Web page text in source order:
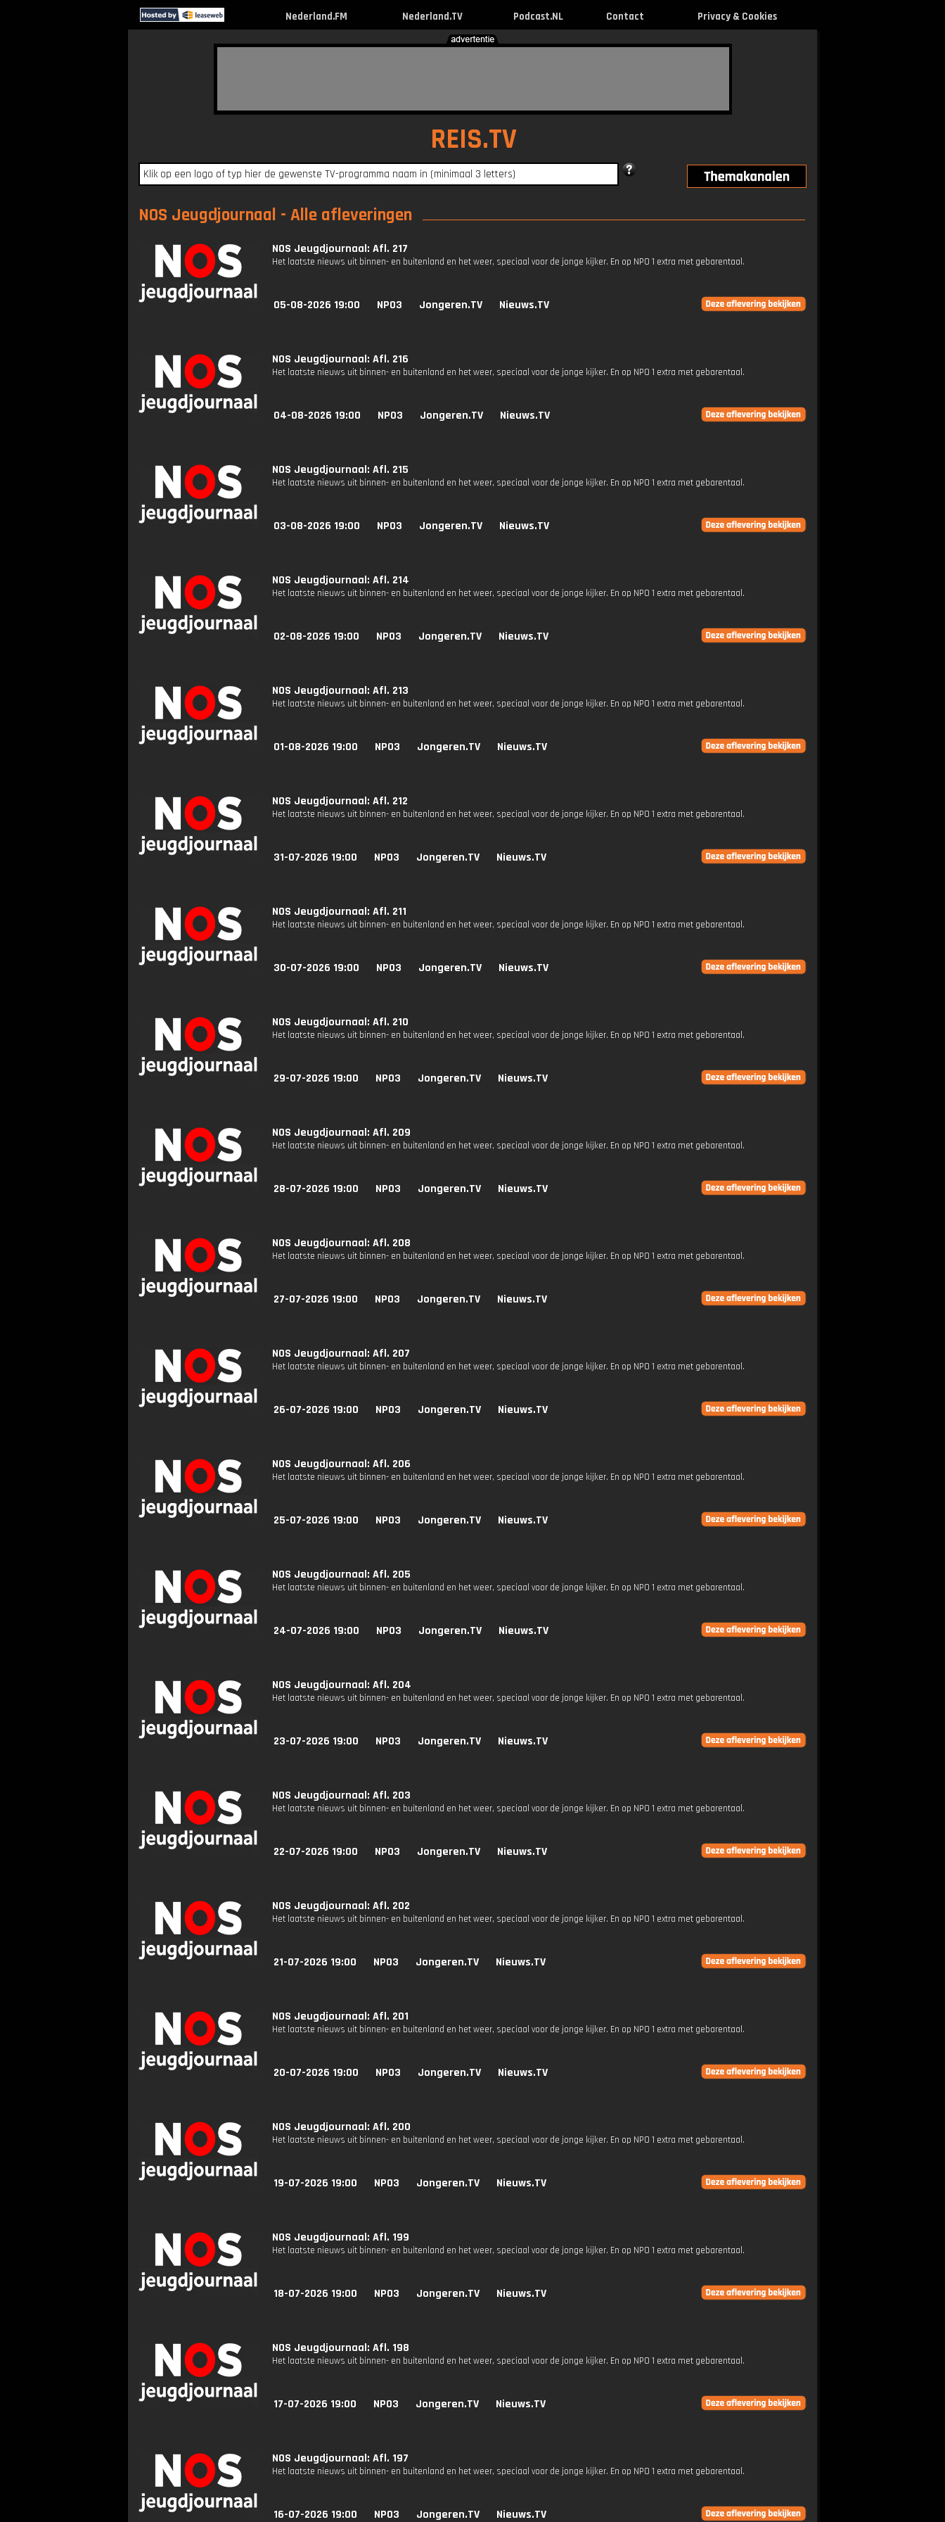
Nederland.FM Nederland.TV Podcast.NL Contact Privacy & Cookies
REIS.TV
NOS Jeugdjournaal - Alle afleveringen
NOS Jeugdjournaal: Afl. 217
Het laatste nieuws uit binnen- en buitenland en het weer, speciaal voor de jonge kijker. En op NPO 1 extra met gebarentaal.
05-08-2026 19:00 NPO3 Jongeren.TV Nieuws.TV
NOS Jeugdjournaal: Afl. 216
Het laatste nieuws uit binnen- en buitenland en het weer, speciaal voor de jonge kijker. En op NPO 1 extra met gebarentaal.
04-08-2026 19:00 NPO3 Jongeren.TV Nieuws.TV
NOS Jeugdjournaal: Afl. 215
Het laatste nieuws uit binnen- en buitenland en het weer, speciaal voor de jonge kijker. En op NPO 1 extra met gebarentaal.
03-08-2026 19:00 NPO3 Jongeren.TV Nieuws.TV
NOS Jeugdjournaal: Afl. 214
Het laatste nieuws uit binnen- en buitenland en het weer, speciaal voor de jonge kijker. En op NPO 1 extra met gebarentaal.
02-08-2026 19:00 NPO3 Jongeren.TV Nieuws.TV
NOS Jeugdjournaal: Afl. 213
Het laatste nieuws uit binnen- en buitenland en het weer, speciaal voor de jonge kijker. En op NPO 1 extra met gebarentaal.
01-08-2026 19:00 NPO3 Jongeren.TV Nieuws.TV
NOS Jeugdjournaal: Afl. 212
Het laatste nieuws uit binnen- en buitenland en het weer, speciaal voor de jonge kijker. En op NPO 1 extra met gebarentaal.
31-07-2026 19:00 NPO3 Jongeren.TV Nieuws.TV
NOS Jeugdjournaal: Afl. 211
Het laatste nieuws uit binnen- en buitenland en het weer, speciaal voor de jonge kijker. En op NPO 1 extra met gebarentaal.
30-07-2026 19:00 NPO3 Jongeren.TV Nieuws.TV
NOS Jeugdjournaal: Afl. 210
Het laatste nieuws uit binnen- en buitenland en het weer, speciaal voor de jonge kijker. En op NPO 1 extra met gebarentaal.
29-07-2026 19:00 NPO3 Jongeren.TV Nieuws.TV
NOS Jeugdjournaal: Afl. 209
Het laatste nieuws uit binnen- en buitenland en het weer, speciaal voor de jonge kijker. En op NPO 1 extra met gebarentaal.
28-07-2026 19:00 NPO3 Jongeren.TV Nieuws.TV
NOS Jeugdjournaal: Afl. 208
Het laatste nieuws uit binnen- en buitenland en het weer, speciaal voor de jonge kijker. En op NPO 1 extra met gebarentaal.
27-07-2026 19:00 NPO3 Jongeren.TV Nieuws.TV
NOS Jeugdjournaal: Afl. 207
Het laatste nieuws uit binnen- en buitenland en het weer, speciaal voor de jonge kijker. En op NPO 1 extra met gebarentaal.
26-07-2026 19:00 NPO3 Jongeren.TV Nieuws.TV
NOS Jeugdjournaal: Afl. 206
Het laatste nieuws uit binnen- en buitenland en het weer, speciaal voor de jonge kijker. En op NPO 1 extra met gebarentaal.
25-07-2026 19:00 NPO3 Jongeren.TV Nieuws.TV
NOS Jeugdjournaal: Afl. 205
Het laatste nieuws uit binnen- en buitenland en het weer, speciaal voor de jonge kijker. En op NPO 1 extra met gebarentaal.
24-07-2026 19:00 NPO3 Jongeren.TV Nieuws.TV
NOS Jeugdjournaal: Afl. 204
Het laatste nieuws uit binnen- en buitenland en het weer, speciaal voor de jonge kijker. En op NPO 1 extra met gebarentaal.
23-07-2026 19:00 NPO3 Jongeren.TV Nieuws.TV
NOS Jeugdjournaal: Afl. 203
Het laatste nieuws uit binnen- en buitenland en het weer, speciaal voor de jonge kijker. En op NPO 1 extra met gebarentaal.
22-07-2026 19:00 NPO3 Jongeren.TV Nieuws.TV
NOS Jeugdjournaal: Afl. 202
Het laatste nieuws uit binnen- en buitenland en het weer, speciaal voor de jonge kijker. En op NPO 1 extra met gebarentaal.
21-07-2026 19:00 NPO3 Jongeren.TV Nieuws.TV
NOS Jeugdjournaal: Afl. 201
Het laatste nieuws uit binnen- en buitenland en het weer, speciaal voor de jonge kijker. En op NPO 1 extra met gebarentaal.
20-07-2026 19:00 NPO3 Jongeren.TV Nieuws.TV
NOS Jeugdjournaal: Afl. 200
Het laatste nieuws uit binnen- en buitenland en het weer, speciaal voor de jonge kijker. En op NPO 1 extra met gebarentaal.
19-07-2026 19:00 NPO3 Jongeren.TV Nieuws.TV
NOS Jeugdjournaal: Afl. 199
Het laatste nieuws uit binnen- en buitenland en het weer, speciaal voor de jonge kijker. En op NPO 1 extra met gebarentaal.
18-07-2026 19:00 NPO3 Jongeren.TV Nieuws.TV
NOS Jeugdjournaal: Afl. 198
Het laatste nieuws uit binnen- en buitenland en het weer, speciaal voor de jonge kijker. En op NPO 1 extra met gebarentaal.
17-07-2026 19:00 NPO3 Jongeren.TV Nieuws.TV
NOS Jeugdjournaal: Afl. 197
Het laatste nieuws uit binnen- en buitenland en het weer, speciaal voor de jonge kijker. En op NPO 1 extra met gebarentaal.
16-07-2026 19:00 NPO3 Jongeren.TV Nieuws.TV